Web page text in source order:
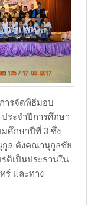
รจัดพิธีมอบ
ระจำปีการศึกษา
ศึกษาปีที่ 3 ซึ่ง
กูล ตังคณานุกูลชัย
รติเป็นประธานใน
ร์ และทาง